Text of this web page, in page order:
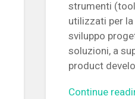
strumenti
utilizzati per
sviluppo
soluzioni, a
product
Continue